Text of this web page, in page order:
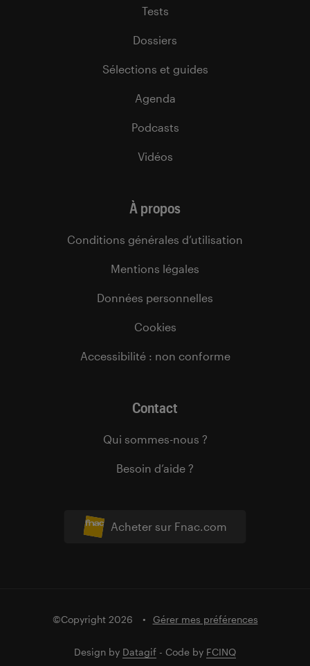
Acheter sur Fnac.com
Tests
Dossiers
Sélections et guides
Agenda
Podcasts
Vidéos
À propos
Conditions générales d’utilisation
Mentions légales
Données personnelles
Cookies
Accessibilité : non conforme
Contact
Qui sommes-nous ?
Besoin d’aide ?
©Copyright 2026 Gérer mes préférences
Design by Datagif - Code by FCINQ